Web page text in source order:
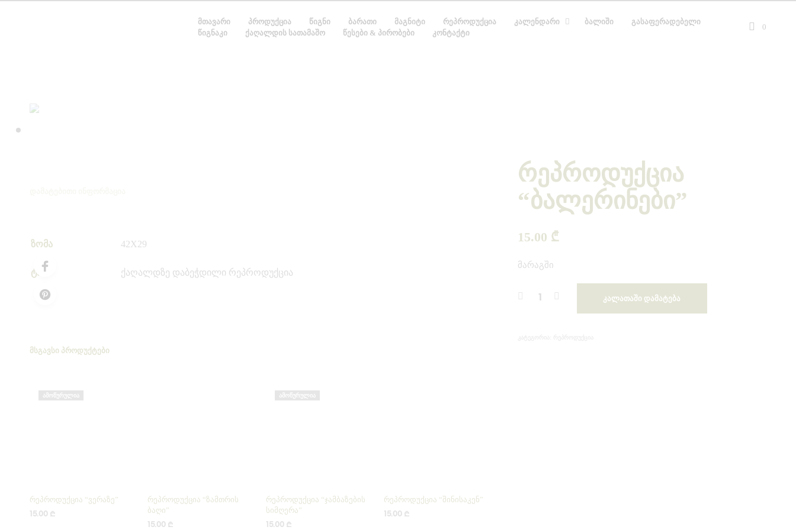
ᲛᲗᲐᲕᲐᲠᲘ ᲞᲠᲝᲓᲣᲥᲪᲘᲐ ᲬᲘᲒᲜᲘ ᲑᲐᲠᲐᲗᲘ ᲛᲐᲒᲜᲘᲢᲘ ᲠᲔᲞᲠᲝᲓᲣᲥᲪᲘᲐ ᲙᲐᲚᲔᲜᲓᲐᲠᲘ ᲑᲐᲚᲘᲨᲘ
ᲒᲐᲡᲐᲤᲔᲠᲐᲓᲔᲑᲔᲚᲘ
ᲬᲘᲒᲜᲐᲙᲘ
ᲥᲐᲦᲐᲚᲓᲘᲡ ᲡᲐᲗᲐᲛᲐᲨᲝ ᲬᲔᲡᲔᲑᲘ & ᲞᲘᲠᲝᲑᲔᲑᲘ ᲙᲝᲜᲢᲐᲥᲢᲘ
0
რეპროდუქცია
“ბალერინები”
15.00 ₾
მარაგში
ᲙᲐᲚᲐᲗᲐᲨᲘ ᲓᲐᲛᲐᲢᲔᲑᲐ
ზომა 42X29
ტიპი ქაღალდზე დაბეჭდილი რეპროდუქცია
ᲛᲡᲒᲐᲕᲡᲘ ᲞᲠᲝᲓᲣᲥᲢᲔᲑᲘ
ᲐᲛᲝᲬᲣᲠᲣᲚᲘᲐ
რეპროდუქცია “ვერაზე”
15.00 ₾
რეპროდუქცია “ზამთრის
ბაღი”
15.00 ₾
ᲐᲛᲝᲬᲣᲠᲣᲚᲘᲐ
რეპროდუქცია “ჯამბაზების
სიმღერა”
15.00 ₾
რეპროდუქცია “შინისაკენ”
15.00 ₾